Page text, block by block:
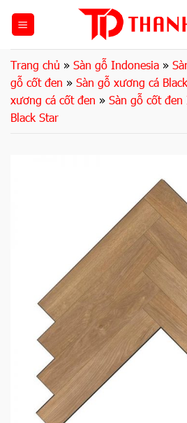
dungTrang chủ » Sàn gỗ Indonesia »
gỗ cốt đen » Sàn gỗ xương cá
xương cá cốt đen » Sàn gỗ cốt đen
Black Star